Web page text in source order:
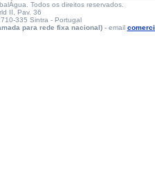
Todos os direitos reservados.
II, Pav. 36
335 Sintra - Portugal
para rede fixa nacional)- email